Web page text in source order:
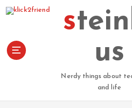
steinla
us
Nerdy things about
and life